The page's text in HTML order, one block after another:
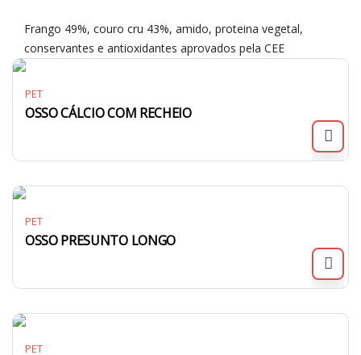
Frango 49%, couro cru 43%, amido, proteina vegetal,
conservantes e antioxidantes aprovados pela CEE
PET
OSSO CÁLCIO COM RECHEIO
PET
OSSO PRESUNTO LONGO
PET